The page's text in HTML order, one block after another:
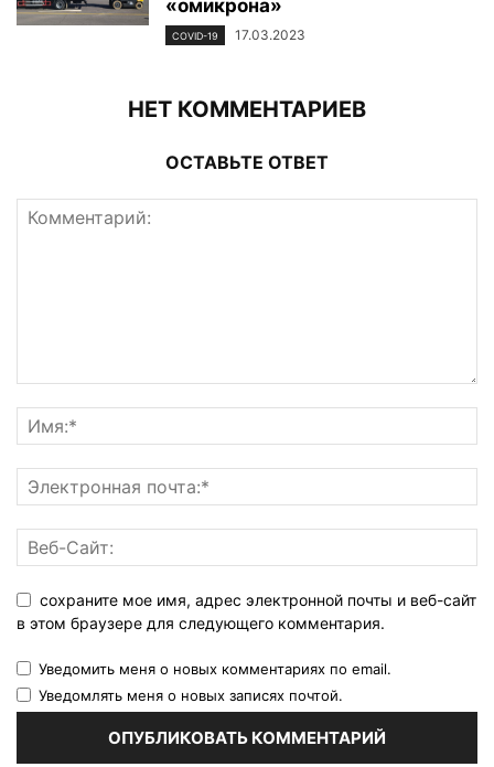
«омикрона»
COVID-19 17.03.2023
НЕТ КОММЕНТАРИЕВ
ОСТАВЬТЕ ОТВЕТ
сохраните мое имя, адрес электронной почты и веб-сайт
в этом браузере для следующего комментария.
Уведомить меня о новых комментариях по email.
Уведомлять меня о новых записях почтой.